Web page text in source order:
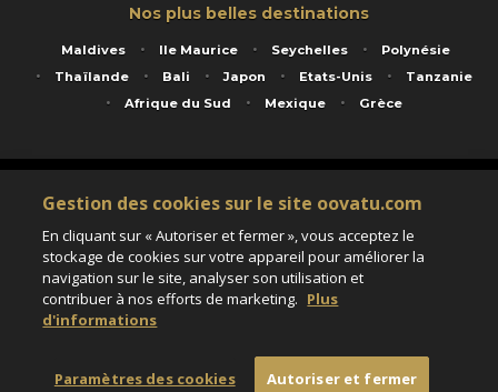
Nos plus belles destinations
Maldives Ile Maurice Seychelles
Polynésie
Thaïlande
Bali Japon Etats-Unis
Tanzanie
Afrique du Sud
Mexique Grèce
Service animé par Nautil Voyages - 22 rue Georges Picquart 75017 Paris - S.A.S
au capital de 155 696 euros - RCS Paris B 423 671 973 - Code APE 7911Z
Matricule Atout France IM075100020 - Garantie financière Groupama - Agrément IATA
Assurance responsabilité civile et professionnelle HISCOX RCP0081066
Paramètres des cookies
Gestion des cookies sur le site oovatu.com
En cliquant sur « Autoriser et fermer », vous acceptez le
stockage de cookies sur votre appareil pour améliorer la
navigation sur le site, analyser son utilisation et
contribuer à nos efforts de marketing. Plus
d'informations
Paramètres des cookies Autoriser et fermer